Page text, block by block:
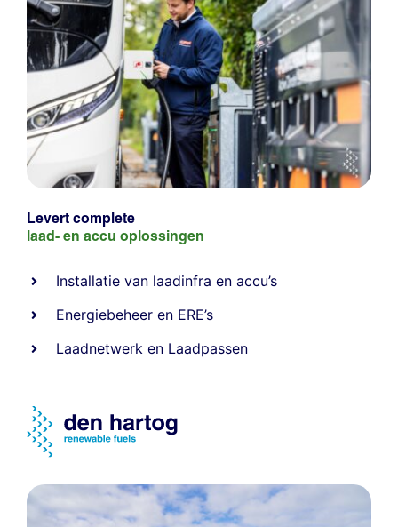
Levert complete
laad- en accu oplossingen
Installatie van laadinfra en accu’s
Energiebeheer en ERE’s
Laadnetwerk en Laadpassen